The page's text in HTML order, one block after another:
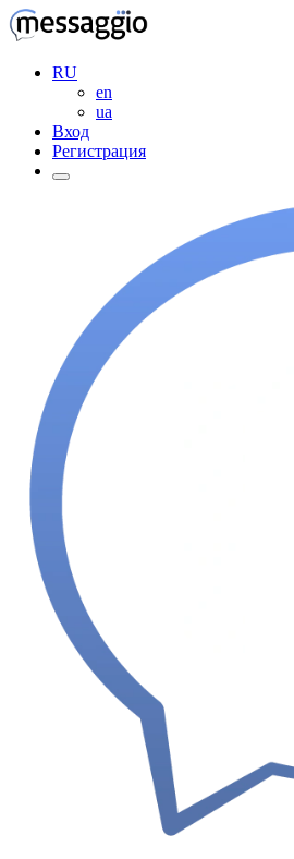
RU
en
ua
Вход
Регистрация